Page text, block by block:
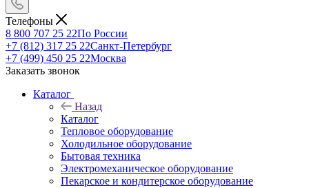
Телефоны
8 800 707 25 22По России
+7 (812) 317 25 22Санкт-Петербург
+7 (499) 450 25 22Москва
Заказать звонок
Каталог
Назад
Каталог
Тепловое оборудование
Холодильное оборудование
Бытовая техника
Электромеханическое оборудование
Пекарское и кондитерское оборудование